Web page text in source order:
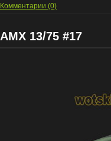
Комментарии (0)
AMX 13/75 #17